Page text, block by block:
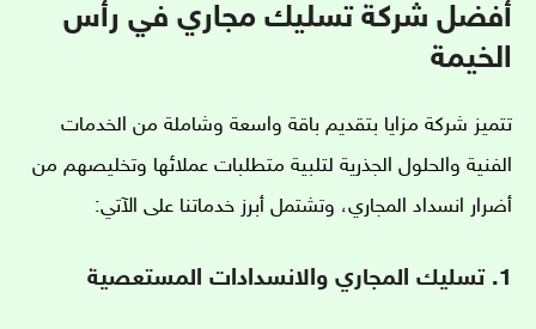
أفضل شركة تسليك مجاري في رأس
الخيمة
تتميز شركة مزايا بتقديم باقة واسعة وشاملة من الخدمات
الفنية والحلول الجذرية لتلبية متطلبات عملائها وتخليصهم من
أضرار انسداد المجاري، وتشتمل أبرز خدماتنا على الآتي:
1. تسليك المجاري والانسدادات المستعصية